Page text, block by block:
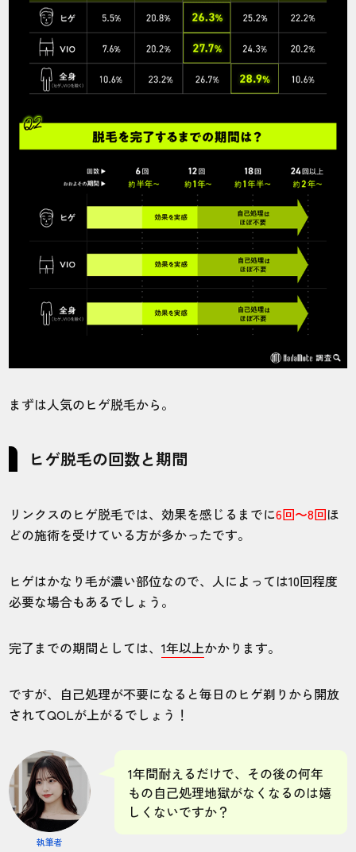
まずは人気のヒゲ脱毛から。
ヒゲ脱毛の回数と期間
リンクスのヒゲ脱毛では、効果を感じるまでに6回〜8回ほ
どの施術を受けている方が多かったです。
ヒゲはかなり毛が濃い部位なので、人によっては10回程度
必要な場合もあるでしょう。
完了までの期間としては、1年以上かかります。
ですが、自己処理が不要になると毎日のヒゲ剃りから開放
されてQOLが上がるでしょう！
執筆者
1年間耐えるだけで、その後の何年
もの自己処理地獄がなくなるのは嬉
しくないですか？